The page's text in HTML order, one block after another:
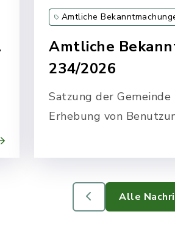
Amtliche
234/2026
Satzung der
Erhebung von
Leistungen der
Nindorf
Amtliche
Alle